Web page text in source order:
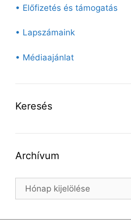
• Előfizetés és támogatás
• Lapszámaink
• Médiaajánlat
Keresés
Archívum
Archívum